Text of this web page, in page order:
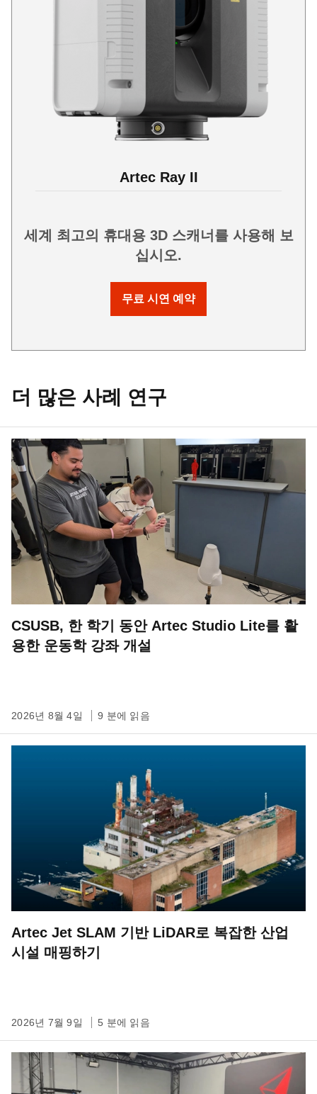
Artec Ray II
세계 최고의 휴대용 3D 스캐너를 사용해 보
십시오.
무료 시연 예약
더 많은 사례 연구
CSUSB, 한 학기 동안 Artec Studio Lite를 활
용한 운동학 강좌 개설
2026년 8월 4일 9 분에 읽음
Artec Jet SLAM 기반 LiDAR로 복잡한 산업
시설 매핑하기
2026년 7월 9일 5 분에 읽음